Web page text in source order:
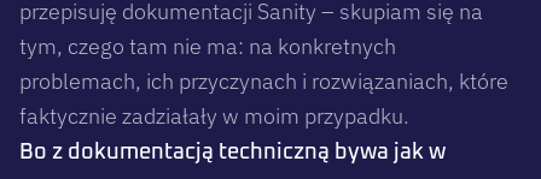
przepisuję dokumentacji Sanity – skupiam się na
tym, czego tam nie ma: na konkretnych
problemach, ich przyczynach i rozwiązaniach, które
faktycznie zadziałały w moim przypadku.
Bo z dokumentacją techniczną bywa jak w